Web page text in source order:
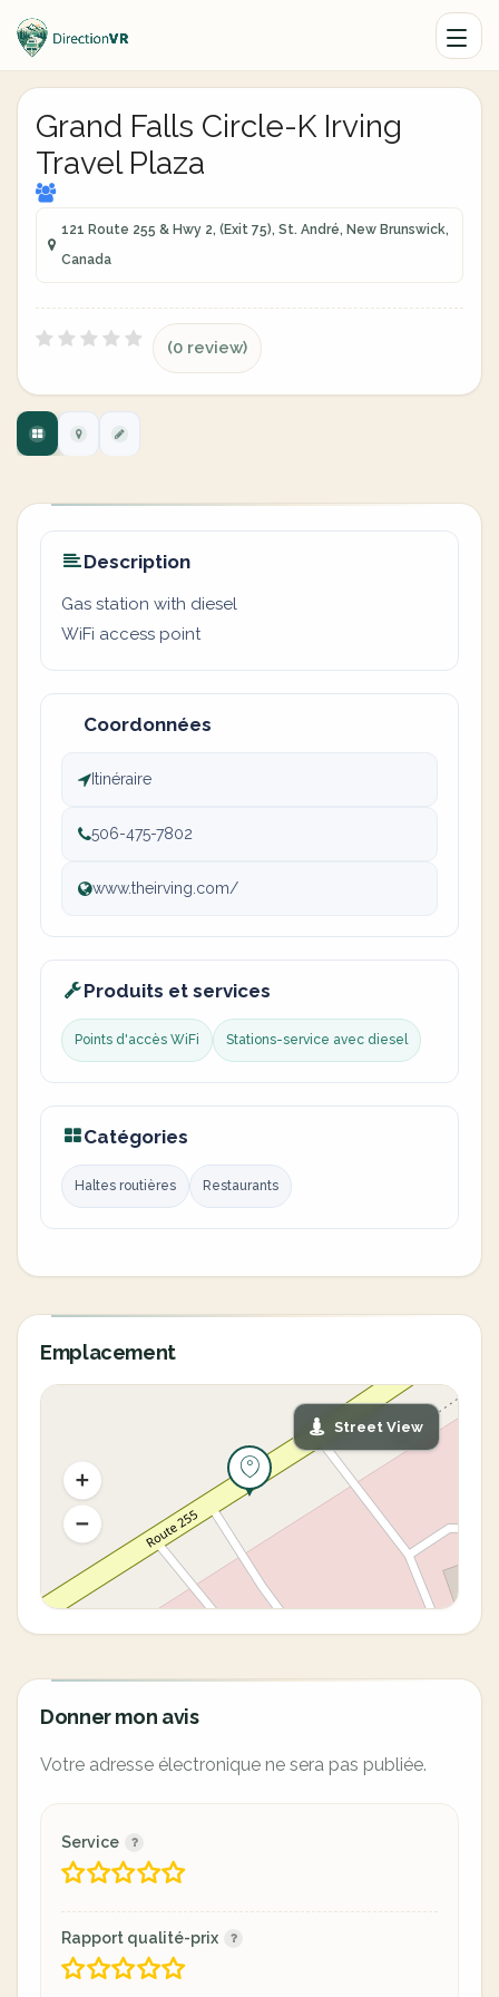
Grand Falls Circle-K Irving
Travel Plaza
121 Route 255 & Hwy 2, (Exit 75), St. André, New Brunswick,
Canada
(0 review)
Description
Gas station with diesel
WiFi access point
Coordonnées
Itinéraire
506-475-7802
www.theirving.com/
Produits et services
Points d'accès WiFi Stations-service avec diesel
Catégories
Haltes routières Restaurants
Emplacement
Street View
Donner mon avis
Votre adresse électronique ne sera pas publiée.
Service
Rapport qualité-prix